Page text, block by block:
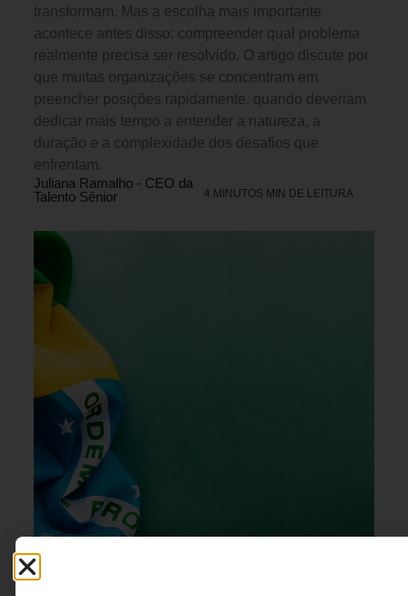
transformam. Mas a escolha mais importante
acontece antes disso: compreender qual problema
realmente precisa ser resolvido. O artigo discute por
que muitas organizações se concentram em
preencher posições rapidamente, quando deveriam
dedicar mais tempo a entender a natureza, a
duração e a complexidade dos desafios que
enfrentam.
Juliana Ramalho - CEO da
Talento Sênior
4 MINUTOS MIN DE LEITURA